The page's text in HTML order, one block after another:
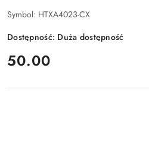
Symbol: HTXA4023-CX
Dostępność: Duża dostępność
cena:
50.00